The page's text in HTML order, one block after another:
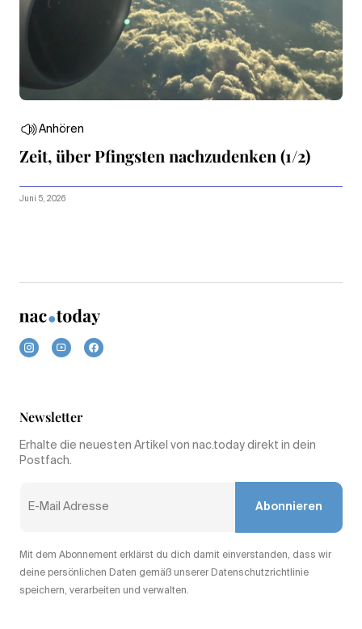
Anhören
Zeit, über Pfingsten nachzudenken (1/2)
Juni 5, 2026
Newsletter
Erhalte die neuesten Artikel von nac.today direkt in dein
Postfach.
Abonnieren
Mit dem Abonnement erklärst du dich damit einverstanden, dass wir
deine persönlichen Daten gemäß unserer Datenschutzrichtlinie
speichern, verarbeiten und verwalten.